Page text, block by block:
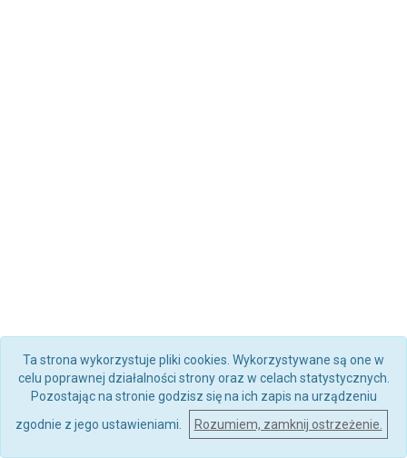
Ta strona wykorzystuje pliki cookies. Wykorzystywane są one w
celu poprawnej działalności strony oraz w celach statystycznych.
Pozostając na stronie godzisz się na ich zapis na urządzeniu
zgodnie z jego ustawieniami.
Rozumiem, zamknij ostrzeżenie.